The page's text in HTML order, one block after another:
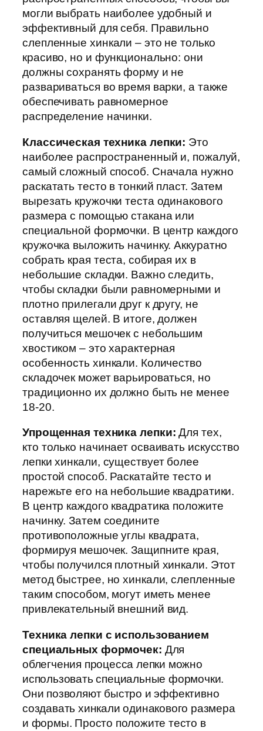
могли выбрать наиболее удобный и
эффективный для себя. Правильно
слепленные хинкали – это не только
красиво, но и функционально: они
должны сохранять форму и не
развариваться во время варки, а также
обеспечивать равномерное
распределение начинки.
Классическая техника лепки: Это
наиболее распространенный и, пожалуй,
самый сложный способ. Сначала нужно
раскатать тесто в тонкий пласт. Затем
вырезать кружочки теста одинакового
размера с помощью стакана или
специальной формочки. В центр каждого
кружочка выложить начинку. Аккуратно
собрать края теста, собирая их в
небольшие складки. Важно следить,
чтобы складки были равномерными и
плотно прилегали друг к другу, не
оставляя щелей. В итоге, должен
получиться мешочек с небольшим
хвостиком – это характерная
особенность хинкали. Количество
складочек может варьироваться, но
традиционно их должно быть не менее
18-20.
Упрощенная техника лепки: Для тех,
кто только начинает осваивать искусство
лепки хинкали, существует более
простой способ. Раскатайте тесто и
нарежьте его на небольшие квадратики.
В центр каждого квадратика положите
начинку. Затем соедините
противоположные углы квадрата,
формируя мешочек. Защипните края,
чтобы получился плотный хинкали. Этот
метод быстрее, но хинкали, слепленные
таким способом, могут иметь менее
привлекательный внешний вид.
Техника лепки с использованием
специальных формочек: Для
облегчения процесса лепки можно
использовать специальные формочки.
Они позволяют быстро и эффективно
создавать хинкали одинакового размера
и формы. Просто положите тесто в